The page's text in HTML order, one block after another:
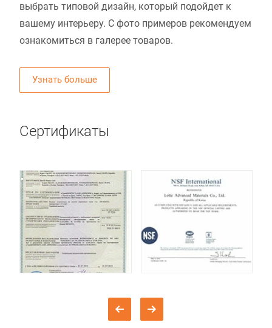
выбрать типовой дизайн, который подойдет к
вашему интерьеру. С фото примеров рекомендуем
ознакомиться в галерее товаров.
Узнать больше
Сертификаты